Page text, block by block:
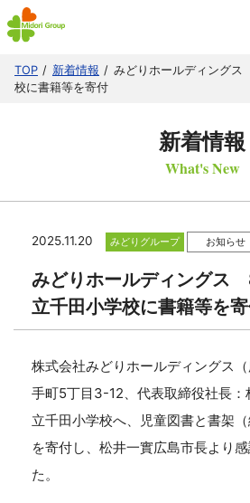
TOP 新着情報
みどりホールディング
校に書籍等を寄付
新着情報
What's New
2025.11.20 みどりグループ お知らせ
みどりホールディングス
立千田小学校に書籍等を
株式会社みどりホールディングス
手町5丁目3-12、代表取締役社長：
立千田小学校へ、児童図書と書架（
を寄付し、松井一實広島市長より
た。